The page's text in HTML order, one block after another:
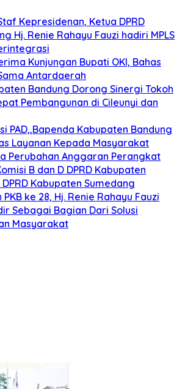
Kepresidenan, Ketua DPRD
Hj. Renie Rahayu Fauzi hadiri MPLS
Kunjungan Bupati OKI, Bahas
Antardaerah
Bandung Dorong Sinergi Tokoh
Pembangunan di Cileunyi dan
PAD,,Bapenda Kabupaten Bandung
Layanan Kepada Masyarakat
Perubahan Anggaran Perangkat
B dan D DPRD Kabupaten
Kabupaten Sumedang
ke 28, Hj. Renie Rahayu Fauzi
Sebagai Bagian Dari Solusi
Masyarakat